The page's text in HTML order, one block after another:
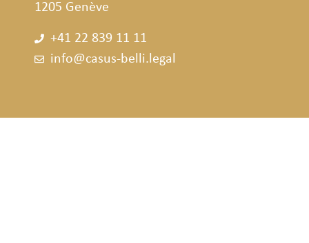
1205 Genève
+41 22 839 11 11
info@casus-belli.legal